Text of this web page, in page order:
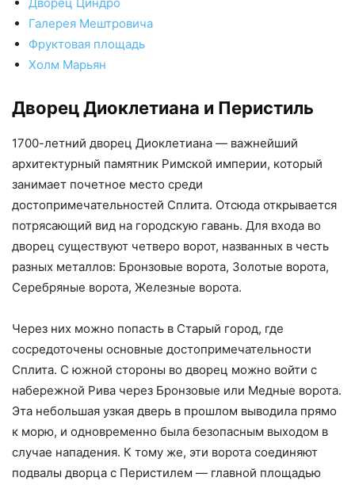
Галерея Мештровича
Фруктовая площадь
Холм Марьян
Дворец Диоклетиана и Перистиль
1700-летний дворец Диоклетиана — важнейший
архитектурный памятник Римской империи, который
занимает почетное место среди
достопримечательностей Сплита. Отсюда открывается
потрясающий вид на городскую гавань. Для входа во
дворец существуют четверо ворот, названных в честь
разных металлов: Бронзовые ворота, Золотые ворота,
Серебряные ворота, Железные ворота.
Через них можно попасть в Старый город, где
сосредоточены основные достопримечательности
Сплита. С южной стороны во дворец можно войти с
набережной Рива через Бронзовые или Медные ворота.
Эта небольшая узкая дверь в прошлом выводила прямо
к морю, и одновременно была безопасным выходом в
случае нападения. К тому же, эти ворота соединяют
подвалы дворца с Перистилем — главной площадью